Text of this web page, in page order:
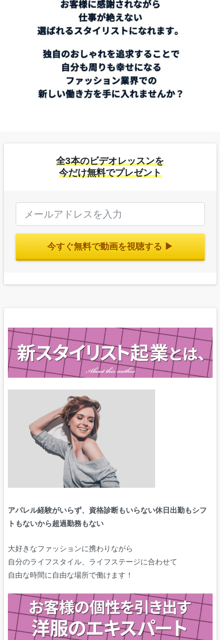
全3本のビデオレッスンを
今だけ無料でプレゼント
今すぐ無料で動画を視聴する ▶︎
アパレル経験がいらず、資格診断もいらない休日出勤もシフ
トもないから超過勤務もない
大好きなファッションに携わりながら
自分のライフスタイル、ライフステージに合わせて
自由な時間に自由な場所で働けます！